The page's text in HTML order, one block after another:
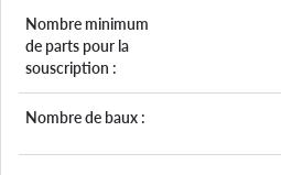
Nombre minimum
de parts pour la
souscription :
Nombre de baux :